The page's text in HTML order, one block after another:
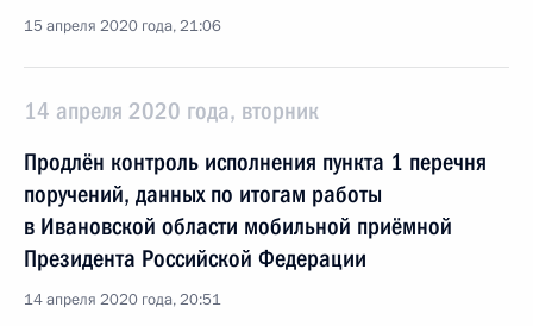
15 апреля 2020 года, 21:06
14 апреля 2020 года, вторник
Продлён контроль исполнения пункта 1 перечня
поручений, данных по итогам работы
в Ивановской области мобильной приёмной
Президента Российской Федерации
14 апреля 2020 года, 20:51